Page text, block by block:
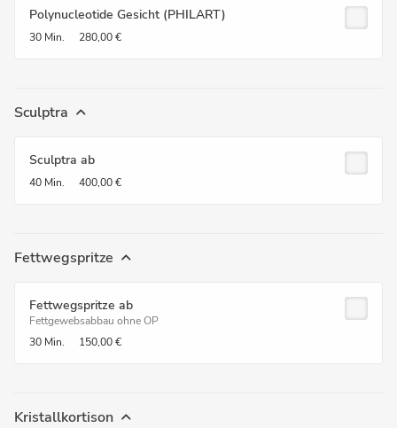
Polynucleotide Gesicht (PHILART)
30 Min. 280,00 €
Sculptra
Sculptra ab
40 Min. 400,00 €
Fettwegspritze
Fettwegspritze ab
Fettgewebsabbau ohne OP
30 Min.
150,00 €
Kristallkortison